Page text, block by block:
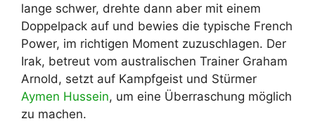
lange schwer, drehte dann aber mit einem
Doppelpack auf und bewies die typische French
Power, im richtigen Moment zuzuschlagen. Der
Irak, betreut vom australischen Trainer Graham
Arnold, setzt auf Kampfgeist und Stürmer
Aymen Hussein, um eine Überraschung möglich
zu machen.